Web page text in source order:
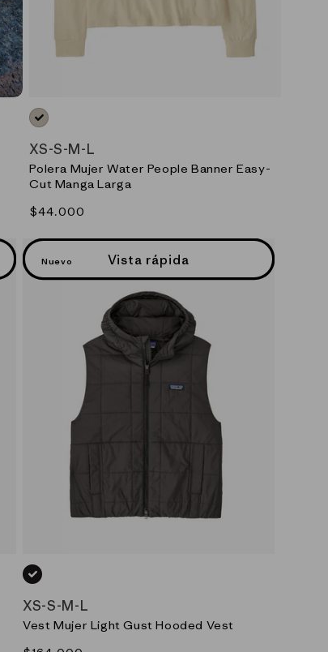
NEUTRO_(UDNL)
XS-S-M-L
Polera Mujer Water People Banner Easy-
Cut Manga Larga
Precio
$44.000
Nuevo Vista rápida
NEGRO_(BLK)
XS-S-M-L
Vest Mujer Light Gust Hooded Vest